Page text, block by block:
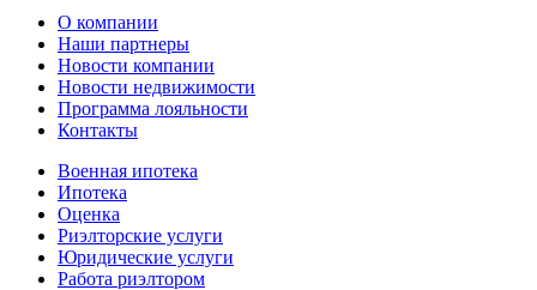
О компании
Наши партнеры
Новости компании
Новости недвижимости
Программа лояльности
Контакты
Военная ипотека
Ипотека
Оценка
Риэлторские услуги
Юридические услуги
Работа риэлтором